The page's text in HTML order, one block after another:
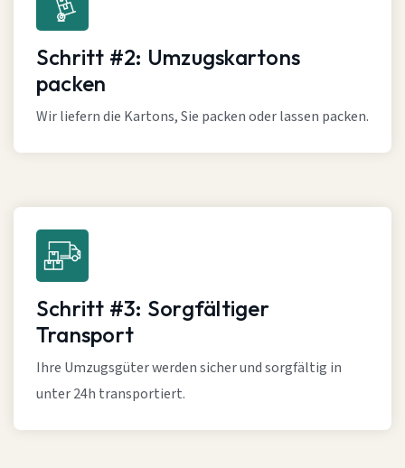
Schritt #2: Umzugskartons
packen
Wir liefern die Kartons, Sie packen oder lassen packen.
Schritt #3: Sorgfältiger
Transport
Ihre Umzugsgüter werden sicher und sorgfältig in
unter 24h transportiert.